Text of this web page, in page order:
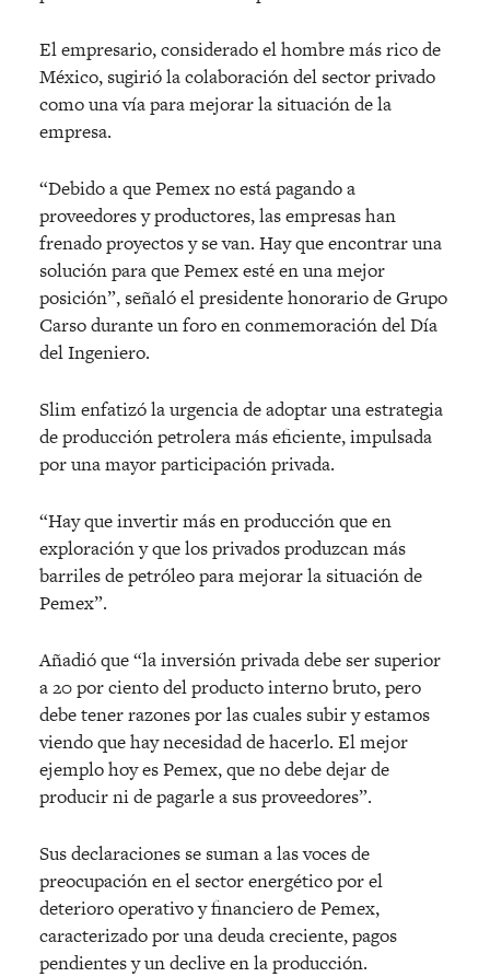
El empresario, considerado el hombre más rico de
México, sugirió la colaboración del sector privado
como una vía para mejorar la situación de la
empresa.
“Debido a que Pemex no está pagando a
proveedores y productores, las empresas han
frenado proyectos y se van. Hay que encontrar una
solución para que Pemex esté en una mejor
posición”, señaló el presidente honorario de Grupo
Carso durante un foro en conmemoración del Día
del Ingeniero.
Slim enfatizó la urgencia de adoptar una estrategia
de producción petrolera más eficiente, impulsada
por una mayor participación privada.
“Hay que invertir más en producción que en
exploración y que los privados produzcan más
barriles de petróleo para mejorar la situación de
Pemex”.
Añadió que “la inversión privada debe ser superior
a 20 por ciento del producto interno bruto, pero
debe tener razones por las cuales subir y estamos
viendo que hay necesidad de hacerlo. El mejor
ejemplo hoy es Pemex, que no debe dejar de
producir ni de pagarle a sus proveedores”.
Sus declaraciones se suman a las voces de
preocupación en el sector energético por el
deterioro operativo y financiero de Pemex,
caracterizado por una deuda creciente, pagos
pendientes y un declive en la producción.